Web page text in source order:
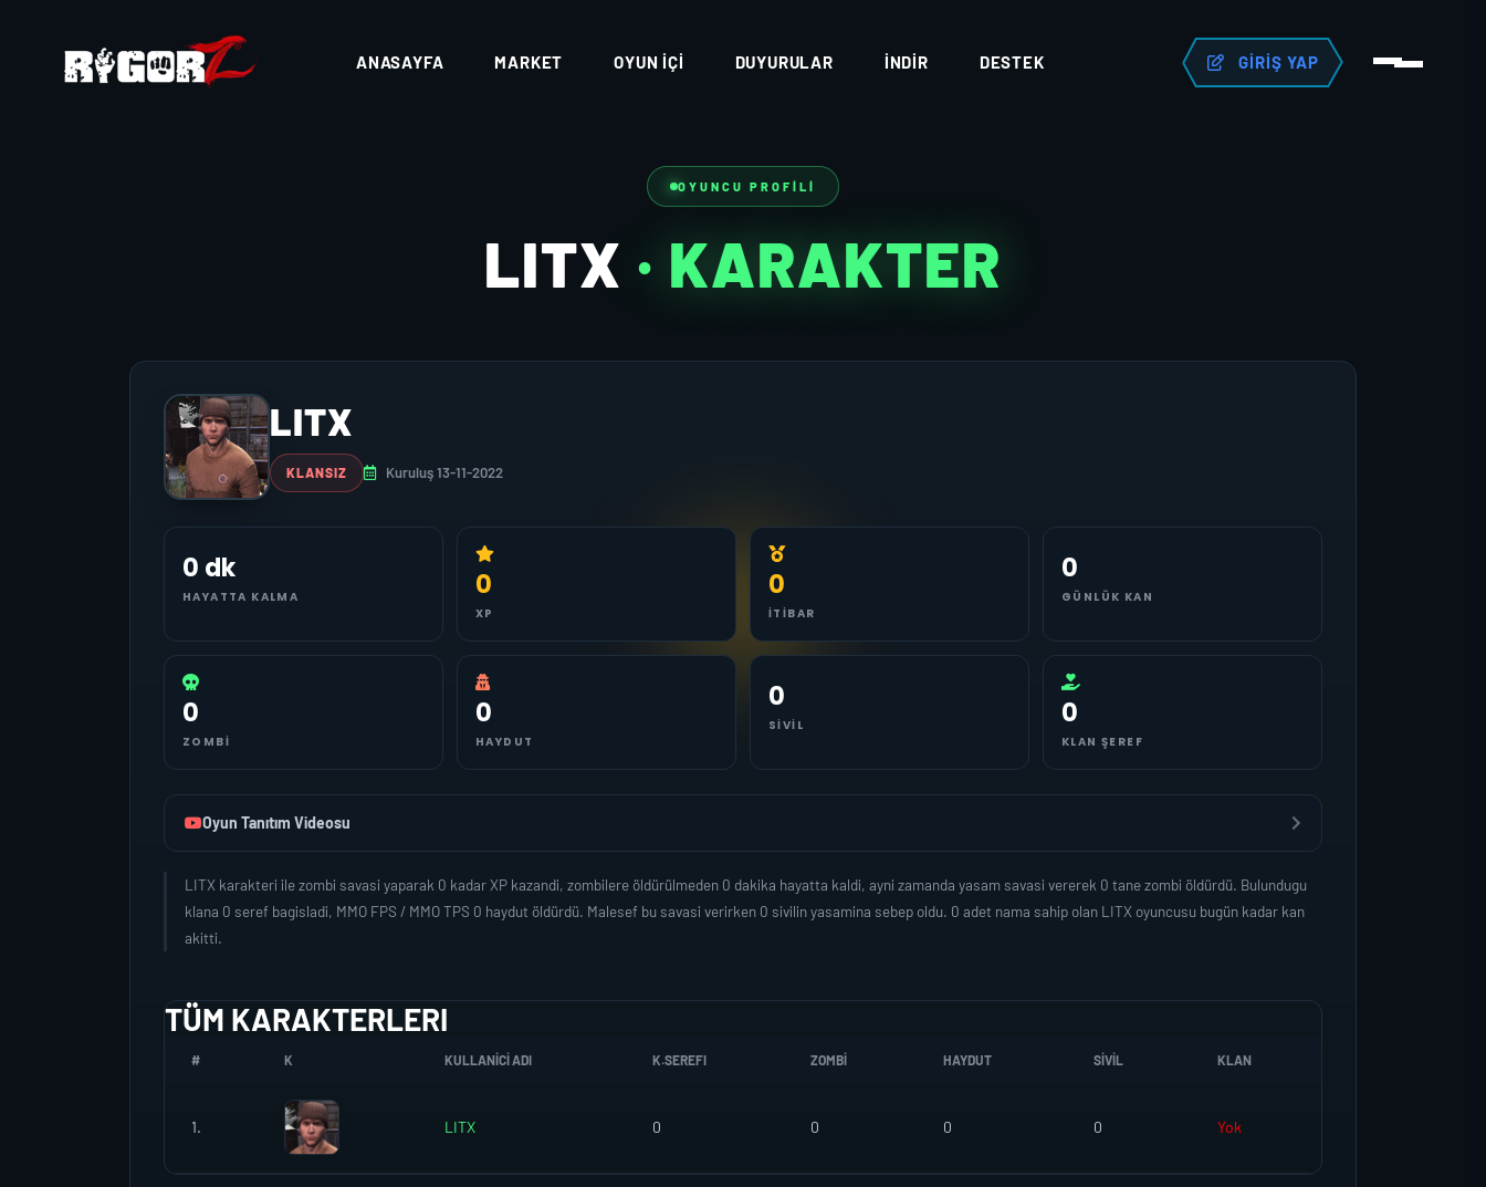
ANASAYFA MARKET OYUN İÇI DUYURULAR İNDIR DESTEK GIRIŞ YAP
OYUNCU PROFILI
LITX · KARAKTER
LITX
KLANSIZ Kuruluş 13-11-2022
0 dk
HAYATTA KALMA 0
XP
0
İTIBAR
0
GÜNLÜK KAN
0
ZOMBI
0
HAYDUT
0
SIVIL 0
KLAN ŞEREF
Oyun Tanıtım Videosu
LITX karakteri ile zombi savasi yaparak 0 kadar XP kazandi, zombilere öldürülmeden 0 dakika hayatta kaldi, ayni zamanda yasam savasi vererek 0 tane zombi öldürdü. Bulundugu
klana 0 seref bagisladi, MMO FPS / MMO TPS 0 haydut öldürdü. Malesef bu savasi verirken 0 sivilin yasamina sebep oldu. 0 adet nama sahip olan LITX oyuncusu bugün kadar kan
akitti.
TÜM KARAKTERLERI
# K KULLANICI ADI K.SEREFI ZOMBI HAYDUT SIVIL KLAN
1. LITX 0 0 0 0 Yok